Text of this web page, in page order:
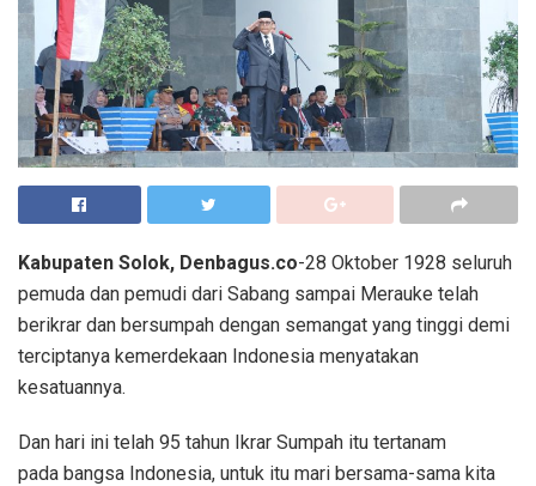
Kabupaten Solok, Denbagus.co-28 Oktober 1928 seluruh
pemuda dan pemudi dari Sabang sampai Merauke telah
berikrar dan bersumpah dengan semangat yang tinggi demi
terciptanya kemerdekaan Indonesia menyatakan
kesatuannya.
Dan hari ini telah 95 tahun Ikrar Sumpah itu tertanam
pada bangsa Indonesia, untuk itu mari bersama-sama kita